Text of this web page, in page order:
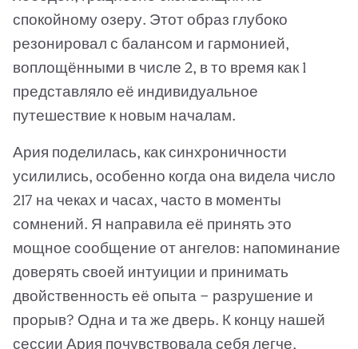
спокойному озеру. Этот образ глубоко
резонировал с балансом и гармонией,
воплощёнными в числе 2, в то время как 1
представляло её индивидуальное
путешествие к новым началам.
Ария поделилась, как синхроничности
усилились, особенно когда она видела число
217 на чеках и часах, часто в моменты
сомнений. Я направила её принять это
мощное сообщение от ангелов: напоминание
доверять своей интуиции и принимать
двойственность её опыта — разрушение и
прорыв? Одна и та же дверь. К концу нашей
сессии Ария почувствовала себя легче,